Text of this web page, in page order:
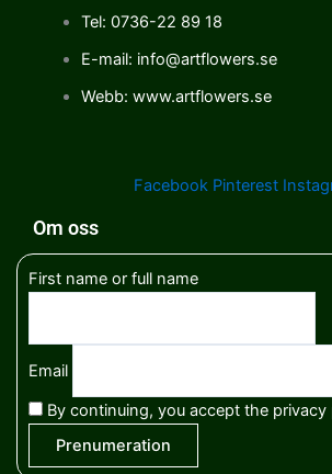
Tel: 0736-22 89 18
E-mail: info@artflowers.se
Webb: www.artflowers.se
Facebook Pinterest
Om oss
First name or full name
Email
By continuing, you accept the privacy